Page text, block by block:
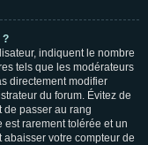
?
indiquent le nombre
tels que les modérateurs
directement modifier
du forum. Évitez de
de passer au rang
est rarement tolérée et un
votre compteur de